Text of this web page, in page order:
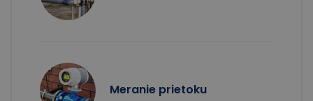
Meranie prietoku